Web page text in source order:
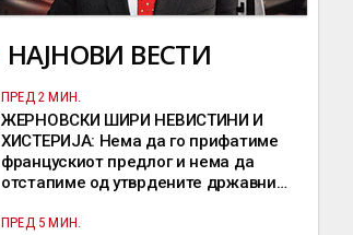
НАЈНОВИ ВЕСТИ
ПРЕД 2 МИН.
ЖЕРНОВСКИ ШИРИ НЕВИСТИНИ И
ХИСТЕРИЈА: Нема да го прифатиме
францускиот предлог и нема да
отстапиме од утврдените државни
ПРЕД 5 МИН.